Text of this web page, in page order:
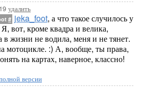
удалить
# jeka_foot, а что такое случилось у
вот, кроме квадра и велика,
в жизни не водила, меня и не тянет.
мотоцикле. :) А, вообще, ты права,
на картах, наверное, классно!
версии